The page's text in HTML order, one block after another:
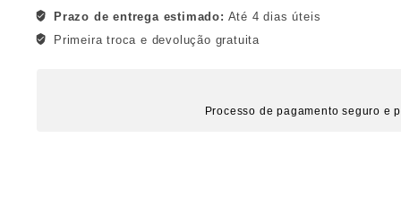
Prazo de entrega estimado: Até 4 dias úteis
Primeira troca e devolução gratuita
Processo de pagamento seguro e